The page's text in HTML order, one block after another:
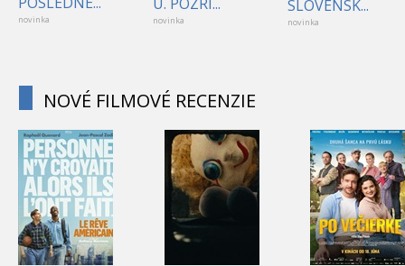
novinka novinka
SLOVENSK...
novinka
NOVÉ FILMOVÉ RECENZIE